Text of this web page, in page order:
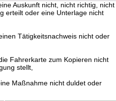
Auskunft nicht, nicht richtig, nicht
erteilt oder eine Unterlage nicht
Tätigkeitsnachweis nicht oder
Fahrerkarte zum Kopieren nicht
stellt,
Maßnahme nicht duldet oder